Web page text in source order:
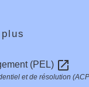
(PEL) open_in_new
et de résolution